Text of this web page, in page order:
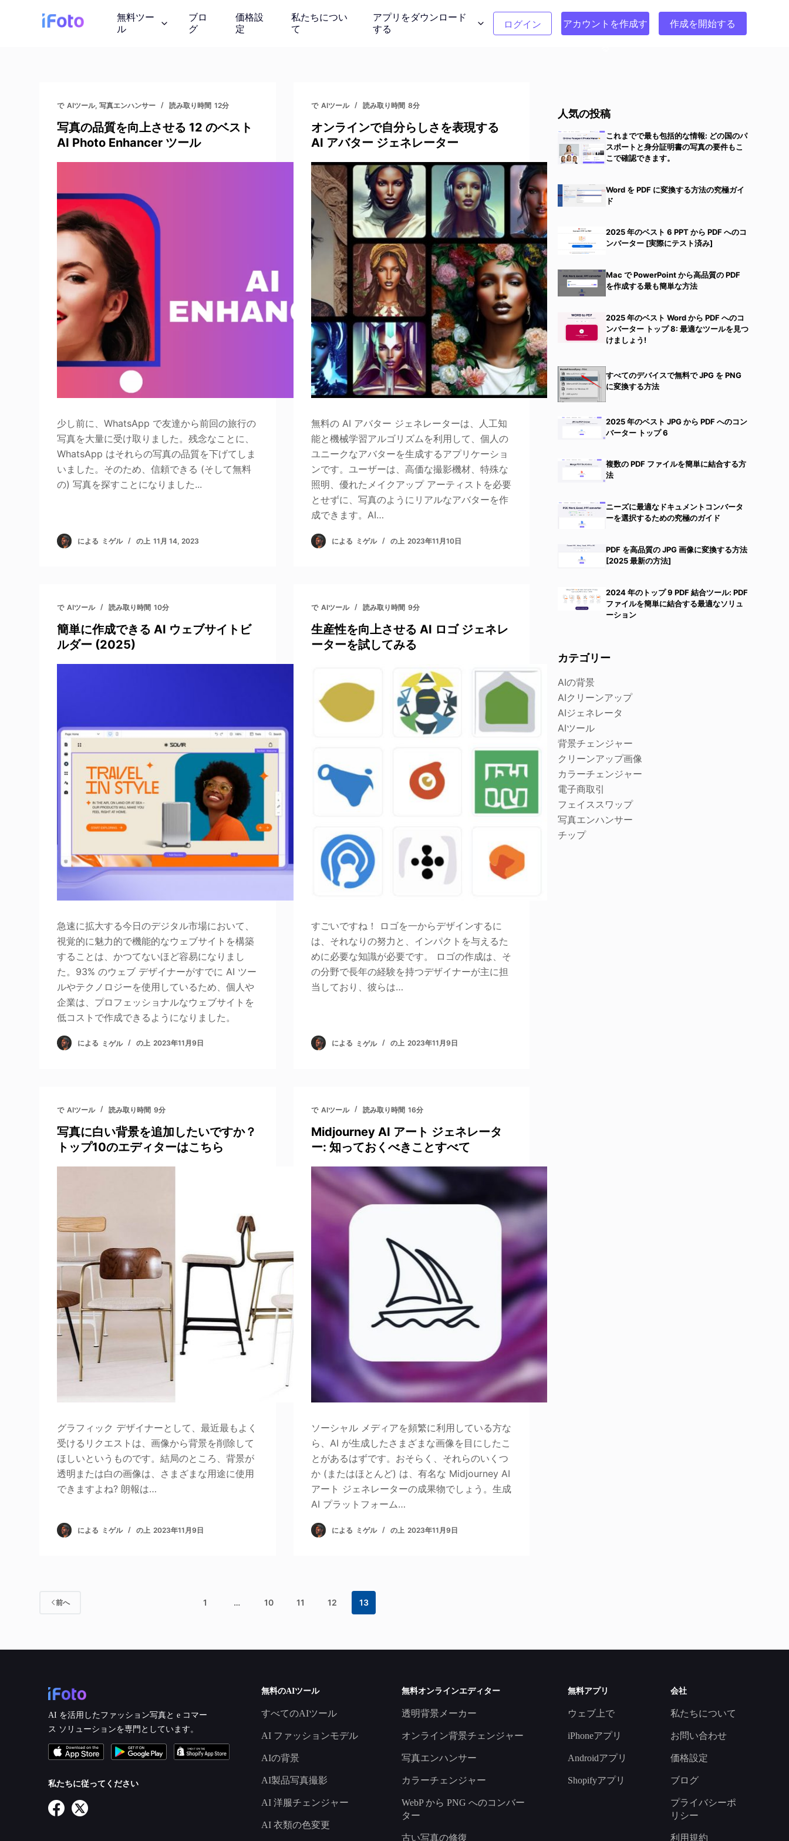
無料ツー
ル
背景チェンジャー 衣服の色の変更
1クリックで色を置き換える
背景除去剤
透明または任意の色の背景
ブロ
グ
価格設
定
私たちについ
て
アプリをダウンロード
する
ログイン
アカウントを作成す
作成を開始する
で AIツール,写真エンハンサー 読み取り時間 12分
写真の品質を向上させる 12 のベスト
AI Photo Enhancer ツール
少し前に、WhatsApp で友達から前回の旅行の
写真を大量に受け取りました。残念なことに、
WhatsApp はそれらの写真の品質を下げてしま
いました。そのため、信頼できる (そして無料
の) 写真を探すことになりました...
による ミゲル の上 11月 14, 2023
で AIツール 読み取り時間 8分
オンラインで自分らしさを表現する
AI アバター ジェネレーター
無料の AI アバター ジェネレーターは、人工知
能と機械学習アルゴリズムを利用して、個人の
ユニークなアバターを生成するアプリケーショ
ンです。ユーザーは、高価な撮影機材、特殊な
照明、優れたメイクアップ アーティストを必要
とせずに、写真のようにリアルなアバターを作
成できます。AI…
による ミゲル の上 2023年11月10日
で AIツール 読み取り時間 10分
簡単に作成できる AI ウェブサイトビ
ルダー (2025)
急速に拡大する今日のデジタル市場において、
視覚的に魅力的で機能的なウェブサイトを構築
することは、かつてないほど容易になりまし
た。93% のウェブ デザイナーがすでに AI ツー
ルやテクノロジーを使用しているため、個人や
企業は、プロフェッショナルなウェブサイトを
低コストで作成できるようになりました。
による ミゲル の上 2023年11月9日
で AIツール 読み取り時間 9分
生産性を向上させる AI ロゴ ジェネレ
ーターを試してみる
すごいですね！ ロゴを一からデザインするに
は、それなりの努力と、インパクトを与えるた
めに必要な知識が必要です。 ロゴの作成は、そ
の分野で長年の経験を持つデザイナーが主に担
当しており、彼らは…
による ミゲル の上 2023年11月9日
で AIツール 読み取り時間 9分
写真に白い背景を追加したいですか？
トップ10のエディターはこちら
グラフィック デザイナーとして、最近最もよく
受けるリクエストは、画像から背景を削除して
ほしいというものです。結局のところ、背景が
透明または白の画像は、さまざまな用途に使用
できますよね? 朗報は…
による ミゲル の上 2023年11月9日
で AIツール 読み取り時間 16分
Midjourney AI アート ジェネレータ
ー: 知っておくべきことすべて
ソーシャル メディアを頻繁に利用している方な
ら、AI が生成したさまざまな画像を目にしたこ
とがあるはずです。おそらく、それらのいくつ
か (またはほとんど) は、有名な Midjourney AI
アート ジェネレーターの成果物でしょう。生成
AI プラットフォーム…
による ミゲル の上 2023年11月9日
前へ 1 … 10 11 12 13
人気の投稿
これまでで最も包括的な情報: どの国のパ
スポートと身分証明書の写真の要件もこ
こで確認できます。
Word を PDF に変換する方法の究極ガイ
ド
2025 年のベスト 6 PPT から PDF へのコ
ンバーター [実際にテスト済み]
Mac で PowerPoint から高品質の PDF
を作成する最も簡単な方法
2025 年のベスト Word から PDF へのコ
ンバーター トップ 8: 最適なツールを見つ
けましょう!
すべてのデバイスで無料で JPG を PNG
に変換する方法
2025 年のベスト JPG から PDF へのコン
バーター トップ 6
複数の PDF ファイルを簡単に結合する方
法
ニーズに最適なドキュメントコンバータ
ーを選択するための究極のガイド
PDF を高品質の JPG 画像に変換する方法
[2025 最新の方法]
2024 年のトップ 9 PDF 結合ツール: PDF
ファイルを簡単に結合する最適なソリュ
ーション
カテゴリー
AIの背景
AIクリーンアップ
AIジェネレータ
AIツール
背景チェンジャー
クリーンアップ画像
カラーチェンジャー
電子商取引
フェイススワップ
写真エンハンサー
チップ
AI を活用したファッション写真と e コマー
ス ソリューションを専門としています。
私たちに従ってください
無料のAIツール
すべてのAIツール
AI ファッションモデル
AIの背景
AI製品写真撮影
AI 洋服チェンジャー
AI 衣類の色変更
無料オンラインエディター
透明背景メーカー
オンライン背景チェンジャー
写真エンハンサー
カラーチェンジャー
WebP から PNG へのコンバー
ター
古い写真の修復
無料アプリ
ウェブ上で
iPhoneアプリ
Androidアプリ
Shopifyアプリ
会社
私たちについて
お問い合わせ
価格設定
ブログ
プライバシーポ
リシー
利用規約